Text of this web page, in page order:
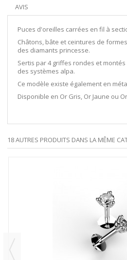
AVIS
Puces d'oreilles carrées en fil à
Châtons, bâte et ceintures de
des diamants princesse.
Sertis par 4 griffes rondes et
des systèmes alpa.
Ce modèle existe également en
Disponible en Or Gris, Or Jaune ou
18 AUTRES PRODUITS DANS LA MÊME